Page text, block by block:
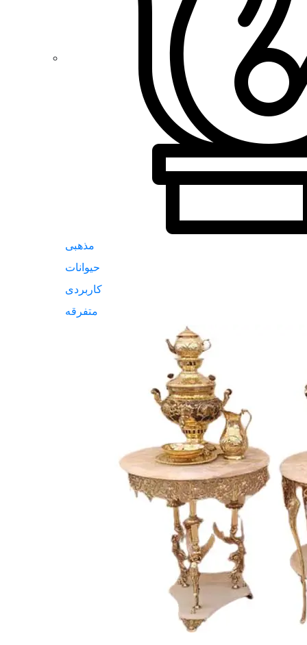
مذهبی
حیوانات
کاربردی
متفرقه